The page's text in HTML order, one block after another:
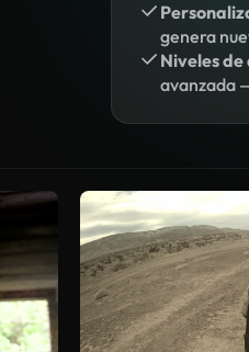
genera
Niveles de
avanzada